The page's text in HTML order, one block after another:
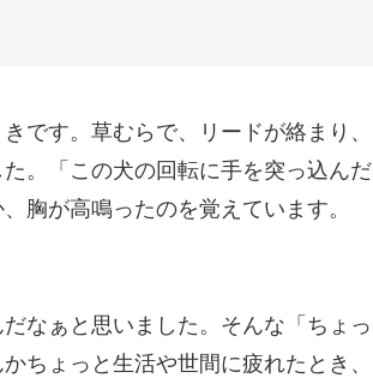
です。草むらで、リードが絡まり、
。「この犬の回転に手を突っ込んだ
胸が高鳴ったのを覚えています。
なぁと思いました。そんな「ちょっ
ちょっと生活や世間に疲れたとき、